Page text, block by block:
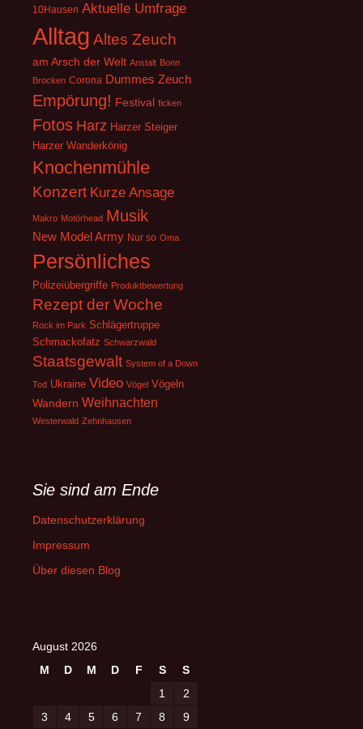
10Hausen Aktuelle Umfrage
Alltag Altes Zeuch
am Arsch der Welt Anstalt Bonn
Brocken Corona Dummes Zeuch
Empörung! Festival ficken
Fotos Harz Harzer Steiger
Harzer Wanderkönig
Knochenmühle
Konzert Kurze Ansage
Makro Motörhead Musik
New Model Army Nur so Oma
Persönliches
Polizeiübergriffe Produktbewertung
Rezept der Woche
Rock im Park Schlägertruppe
Schmackofatz Schwarzwald
Staatsgewalt System of a Down
Tod Ukraine Video Vögel Vögeln
Wandern Weihnachten
Westerwald Zehnhausen
Sie sind am Ende
Datenschutzerklärung
Impressum
Über diesen Blog
August 2026
M
D M D F S
S
1
2
3
4 5 6 7 8 9